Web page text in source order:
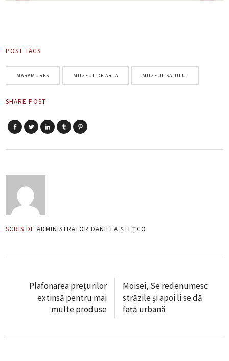
POST TAGS
MARAMURES MUZEUL DE ARTA MUZEUL SATULUI
SHARE POST
SCRIS DE ADMINISTRATOR DANIELA ȘTEȚCO
Plafonarea prețurilor
extinsă pentru mai
multe produse
Moisei, Se redenumesc
străzile și apoi li se dă
față urbană